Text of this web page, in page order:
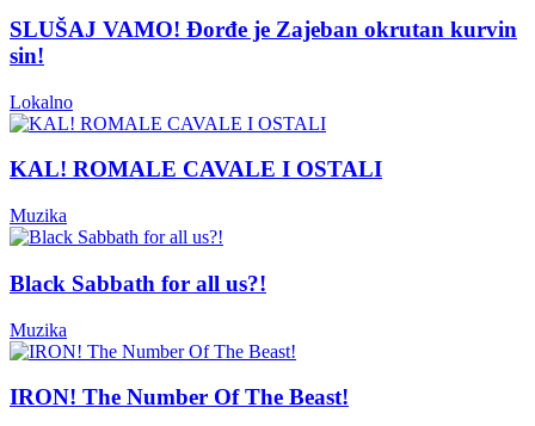
SLUŠAJ VAMO! Đorđe je Zajeban okrutan kurvin
sin!
Lokalno
KAL! ROMALE CAVALE I OSTALI
Muzika
Black Sabbath for all us?!
Muzika
IRON! The Number Of The Beast!